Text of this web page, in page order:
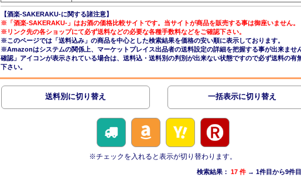
【酒楽-SAKERAKU-に関する諸注意】
※「酒楽-SAKERAKU-」はお酒の価格比較サイトです。当サイトが商品を販売する事は御座いません。
※リンク先の各ショップにて必ず送料などの必要な各種手数料などをご確認下さい。
※このページでは「送料込み」の商品を中心とした検索結果を価格の安い順に表示しております。
※Amazonはシステムの関係上、マーケットプレイス出品者の送料設定の詳細を把握する事が出来ませ
確認」アイコンが表示されている場合は、送料込・送料別の判別が出来ない状態ですので必ず送料の有
下さい。
送料別に切り替え 一括表示に切り替え
※チェックを入れると表示が切り替わります。
検索結果： 17 件 → 1件目から9件